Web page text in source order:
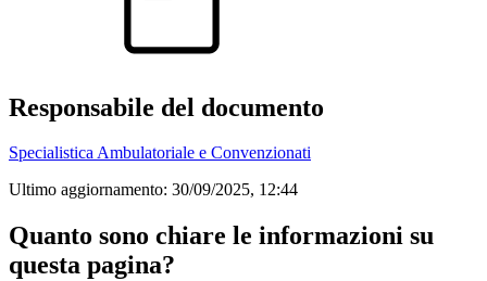
Responsabile del documento
Specialistica Ambulatoriale e Convenzionati
Ultimo aggiornamento: 30/09/2025, 12:44
Quanto sono chiare le informazioni su
questa pagina?